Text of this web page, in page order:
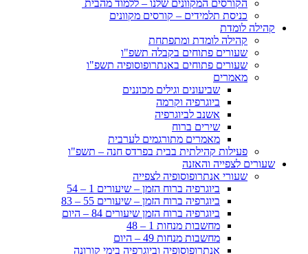
הקורסים המקוונים שלנו – ללמוד מהבית
כניסת תלמידים – קורסים מקוונים
קהילה לומדת
קהילה לומדת ומתפתחת
שעורים פתוחים בקבלה תשפ"ו
שעורים פתוחים באנתרופוסופיה תשפ"ו
מאמרים
שביעונים וגילים מכוננים
ביוגרפיה וקרמה
אשנב לביוגרפיה
שירים ברוח
מאמרים מתורגמים לערבית
פעילות קהילתית בבית בפרדס חנה – תשפ"ו
שעורים לצפייה והאזנה
שעורי אנתרופוסופיה לצפייה
ביוגרפיה ברוח הזמן – שיעורים 1 – 54
ביוגרפיה ברוח הזמן – שיעורים 55 – 83
ביוגרפיה ברוח הזמן שיעורים 84 – היום
מחשבות מנחות 1 – 48
מחשבות מנחות 49 – היום
אנתרופוסופיה וביוגרפיה בימי קורונה